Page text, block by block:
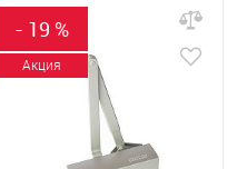
- 19 %
Акция